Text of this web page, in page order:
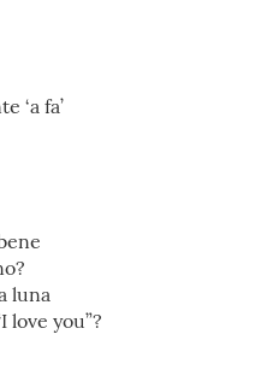
‘a fa’
luna
love you”?